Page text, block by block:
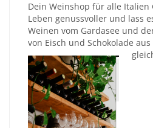
Dein Weinshop für alle Italien
Leben genussvoller und lass
Weinen vom Gardasee und
von Eisch und Schokolade